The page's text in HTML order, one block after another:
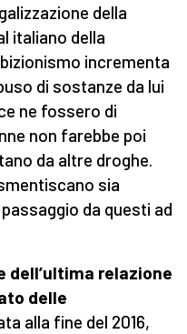
della
italiano della
incrementa
di sostanze da lui
ne fossero di
non farebbe poi
da altre droghe.
sia
da questi ad
dell’ultima relazione
delle
alla fine del 2016,